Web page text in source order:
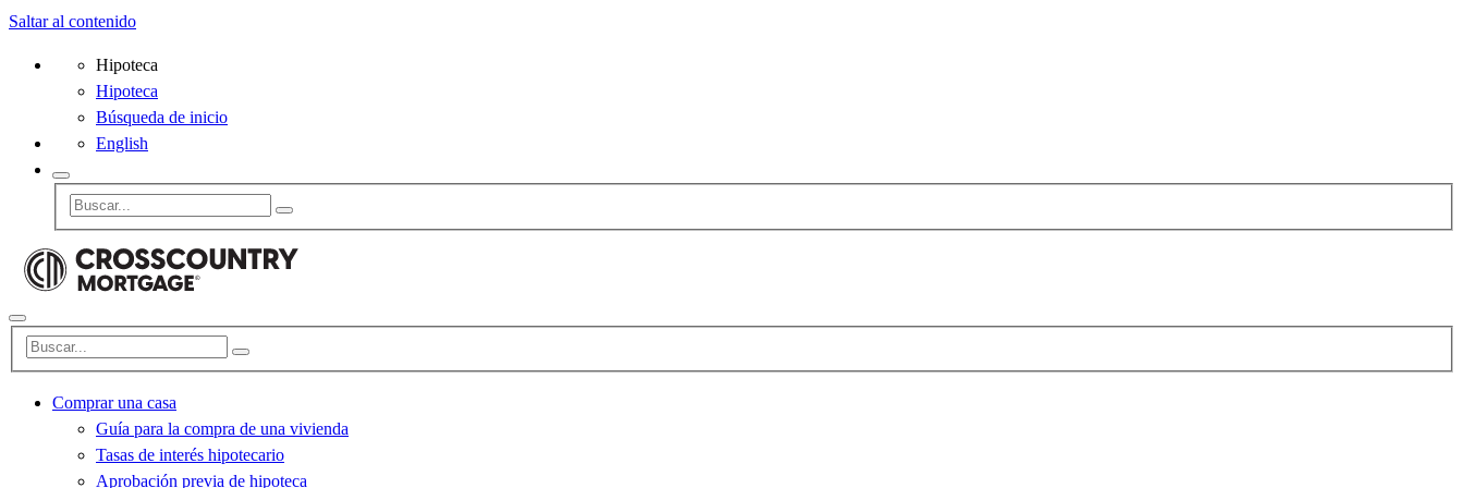
Saltar al contenido
Hipoteca
Hipoteca
Búsqueda de inicio
English
Comprar una casa
Guía para la compra de una vivienda
Tasas de interés hipotecario
Aprobación previa de hipoteca